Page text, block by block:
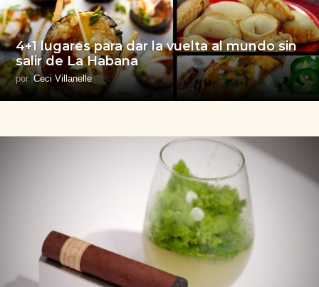
4+1 lugares para dar la vuelta al mundo sin
salir de La Habana
por Ceci Villanelle